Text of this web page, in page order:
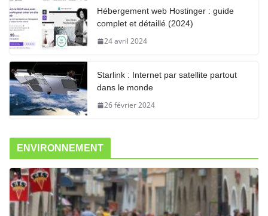
Hébergement web Hostinger : guide
complet et détaillé (2024)
24 avril 2024
Starlink : Internet par satellite partout
dans le monde
26 février 2024
ENVIRONNEMENT